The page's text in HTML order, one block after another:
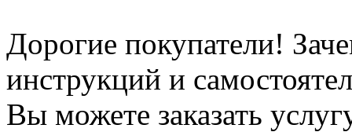
Дорогие покупатели!
инструкций и
Вы можете заказать